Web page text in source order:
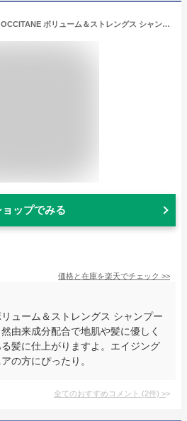
【公式】ロクシタン L'OCCITANE ボリューム＆ストレングス シャンプー（レフィル） 500mL/ 化粧品 コスメ ヘアケア ハリ コシ ボリュームアップ ふんわり シリコンフリー サルフェートフリー 自然由来 有用成分 大容量 ビッグサイズ 詰め替え プレゼント ギフト 人気
ョップでみる
価格と在庫を楽天でチェック >>
ューム＆ストレングス シャンプー
由来成分配合で地肌や髪に優しく
髪に仕上がりますよ。エイジング
の方にぴったり。
全てのおすすめコメント (2件) >